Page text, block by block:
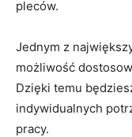
‌pleców.
Jednym ‍z
możliwość
Dzięki ‌temu​
indywidualnych
pracy.